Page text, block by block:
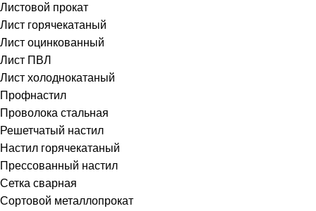
Листовой прокат
Лист горячекатаный
Лист оцинкованный
Лист ПВЛ
Лист холоднокатаный
Профнастил
Проволока стальная
Решетчатый настил
Настил горячекатаный
Прессованный настил
Сетка сварная
Сортовой металлопрокат